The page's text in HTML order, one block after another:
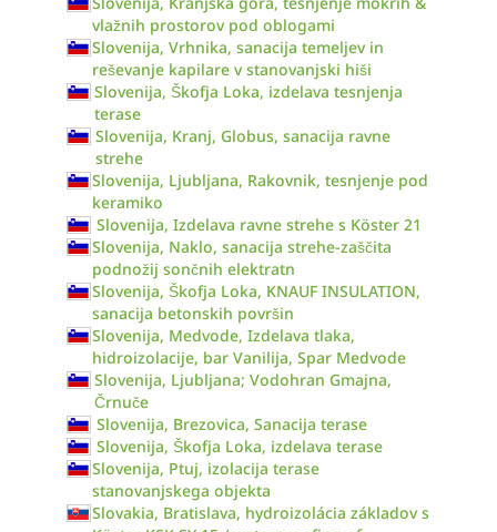
vlažnih prostorov pod oblogami
Slovenija, Vrhnika, sanacija temeljev in
reševanje kapilare v stanovanjski hiši
Slovenija, Škofja Loka, izdelava tesnjenja
terase
Slovenija, Kranj, Globus, sanacija ravne
strehe
Slovenija, Ljubljana, Rakovnik, tesnjenje pod
keramiko
Slovenija, Izdelava ravne strehe s Köster 21
Slovenija, Naklo, sanacija strehe-zaščita
podnožij sončnih elektratn
Slovenija, Škofja Loka, KNAUF INSULATION,
sanacija betonskih površin
Slovenija, Medvode, Izdelava tlaka,
hidroizolacije, bar Vanilija, Spar Medvode
Slovenija, Ljubljana; Vodohran Gmajna,
Črnuče
Slovenija, Brezovica, Sanacija terase
Slovenija, Škofja Loka, izdelava terase
Slovenija, Ptuj, izolacija terase
stanovanjskega objekta
Slovakia, Bratislava, hydroizolácia základov s